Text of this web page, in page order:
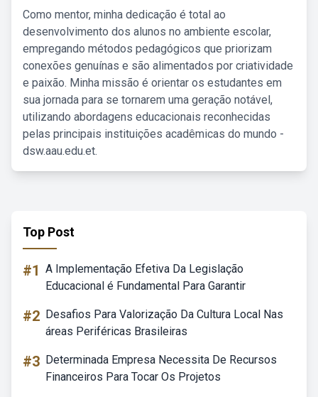
Como mentor, minha dedicação é total ao
desenvolvimento dos alunos no ambiente escolar,
empregando métodos pedagógicos que priorizam
conexões genuínas e são alimentados por criatividade
e paixão. Minha missão é orientar os estudantes em
sua jornada para se tornarem uma geração notável,
utilizando abordagens educacionais reconhecidas
pelas principais instituições acadêmicas do mundo -
dsw.aau.edu.et.
Top Post
#1 A Implementação Efetiva Da Legislação
Educacional é Fundamental Para Garantir
#2 Desafios Para Valorização Da Cultura Local Nas
áreas Periféricas Brasileiras
#3 Determinada Empresa Necessita De Recursos
Financeiros Para Tocar Os Projetos